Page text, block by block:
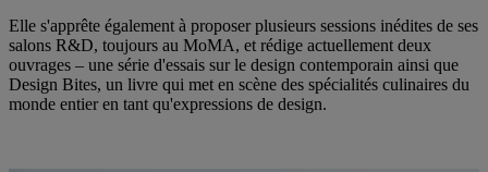
Elle s'apprête également à proposer plusieurs sessions inédites de ses
salons R&D, toujours au MoMA, et rédige actuellement deux
ouvrages – une série d'essais sur le design contemporain ainsi que
Design Bites, un livre qui met en scène des spécialités culinaires du
monde entier en tant qu'expressions de design.